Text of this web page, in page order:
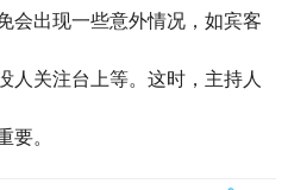
会出现一些意外情况，如宾客
人关注台上等。这时，主持人
要。